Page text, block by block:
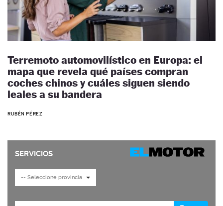
Terremoto automovilístico en Europa: el
mapa que revela qué países compran
coches chinos y cuáles siguen siendo
leales a su bandera
RUBÉN PÉREZ